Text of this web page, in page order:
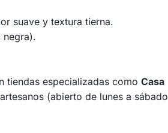
suave y textura tierna.
negra).
tiendas especializadas como Casa
(abierto de lunes a sábado